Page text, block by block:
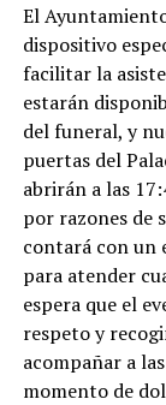
El
dispositivo
facilitar la
estarán
del funeral, y
puertas del
abrirán a las
por razones de
contará con un
para atender
espera que el
respeto y
acompañar a
momento de